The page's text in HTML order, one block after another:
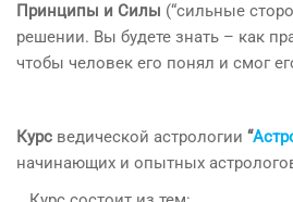
Принципы и Силы (“сильные
решении. Вы будете знать – как
чтобы человек его понял и смог
Курс ведической астрологии “
начинающих и опытных